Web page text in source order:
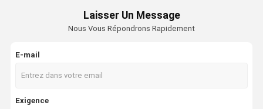
Laisser Un Message
Nous Vous Répondrons Rapidement
E-mail
Exigence